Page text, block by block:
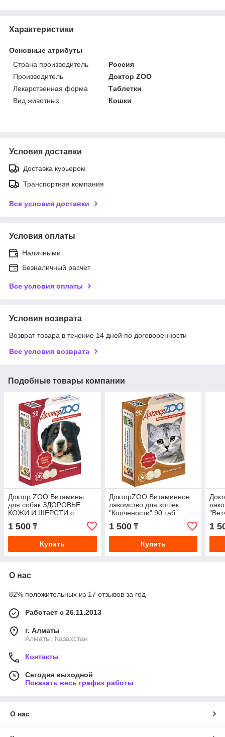
Характеристики
Основные атрибуты
Страна производитель
Россия
Производитель
Доктор ZOO
Лекарственная форма
Таблетки
Вид животных
Кошки
Условия доставки
Доставка курьером
Транспортная компания
Все условия доставки
Условия оплаты
Наличными
Безналичный расчет
Все условия оплаты
Условия возврата
Возврат товара в течение 14 дней по договоренности
Все условия возврата
Подобные товары компании
Доктор ZOO Витамины
для собак ЗДОРОВЬЕ
КОЖИ И ШЕРСТИ с
биотином 90таб
1 500 ₸
Купить
ДокторZOO Витаминное
лакомство для кошек
"Копчености" 90 таб.
1 500₸
Купить
1
О нас
82% положительных из 17 отзывов за год
Работает с 26.11.2013
г. Алматы
Алматы, Казахстан
Контакты
Сегодня выходной
Показать весь график работы
О нас